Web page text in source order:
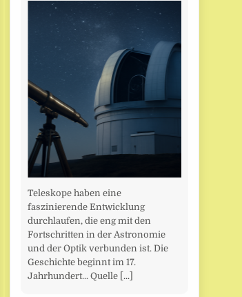
Teleskope haben eine
faszinierende Entwicklung
durchlaufen, die eng mit den
Fortschritten in der Astronomie
und der Optik verbunden ist. Die
Geschichte beginnt im 17.
Jahrhundert... Quelle [...]